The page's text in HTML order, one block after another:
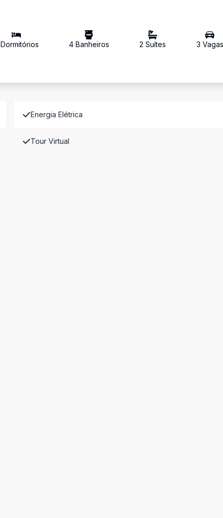
Dormitórios 4Banheiros 2 Suítes 3 Vagas
Energia Elétrica
Tour Virtual